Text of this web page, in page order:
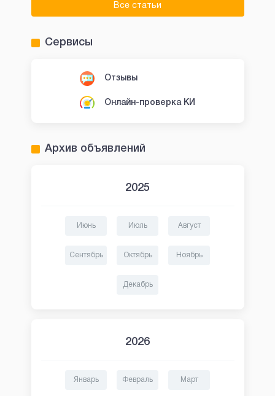
Все статьи
Сервисы
Отзывы
Онлайн-проверка КИ
Архив объявлений
2025
Июнь Июль Август
Сентябрь Октябрь Ноябрь
Декабрь
2026
Январь Февраль Март